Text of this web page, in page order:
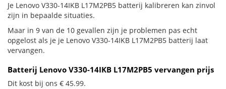
Je Lenovo V330-14IKB L17M2PB5 batterij kalibreren kan zinvol
zijn in bepaalde situaties.
Maar in 9 van de 10 gevallen zijn je problemen pas echt
opgelost als je je Lenovo V330-14IKB L17M2PB5 batterij laat
vervangen.
Batterij Lenovo V330-14IKB L17M2PB5 vervangen prijs
Dit kost bij ons € 45.99.